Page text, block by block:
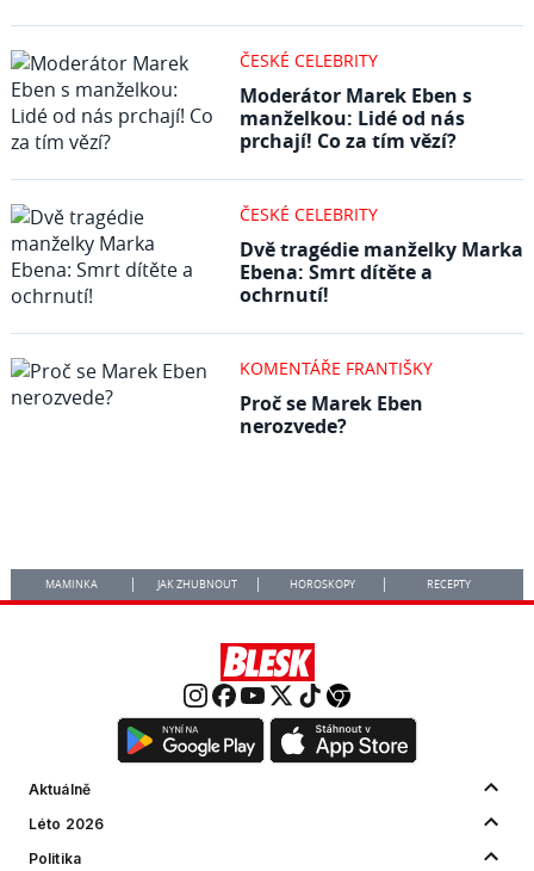
ČESKÉ CELEBRITY
Moderátor Marek Eben s
manželkou: Lidé od nás
prchají! Co za tím vězí?
ČESKÉ CELEBRITY
Dvě tragédie manželky Marka
Ebena: Smrt dítěte a
ochrnutí!
KOMENTÁŘE FRANTIŠKY
Proč se Marek Eben
nerozvede?
MAMINKA JAK ZHUBNOUT HOROSKOPY RECEPTY
Aktuálně
Léto 2026
Politika